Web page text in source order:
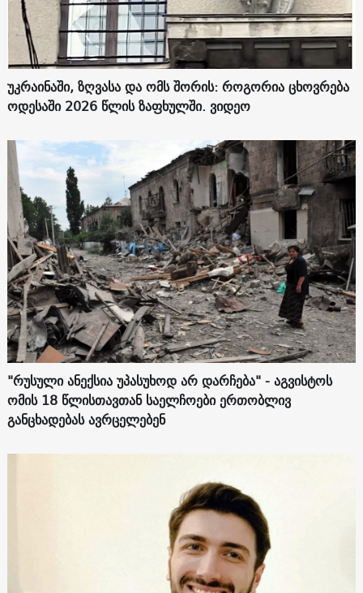
უკრაინაში, ზღვასა და ომს შორის: როგორია ცხოვრება
ოდესაში 2026 წლის ზაფხულში. ვიდეო
"რუსული ანექსია უპასუხოდ არ დარჩება" - აგვისტოს
ომის 18 წლისთავთან საელჩოები ერთობლივ
განცხადებას ავრცელებენ